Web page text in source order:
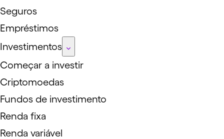
Seguros
Empréstimos
Investimentos
Começar a investir
Criptomoedas
Fundos de investimento
Renda fixa
Renda variável